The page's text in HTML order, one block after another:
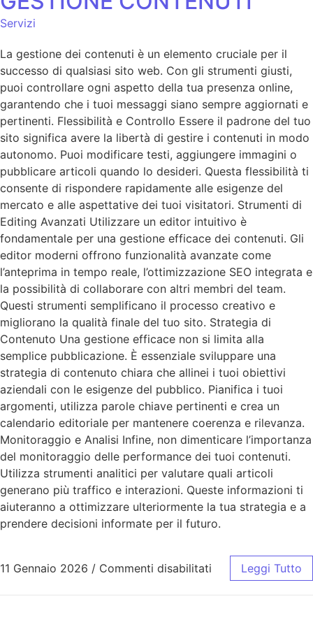
Servizi
La gestione dei contenuti è un elemento cruciale per il
successo di qualsiasi sito web. Con gli strumenti giusti,
puoi controllare ogni aspetto della tua presenza online,
garantendo che i tuoi messaggi siano sempre aggiornati e
pertinenti. Flessibilità e Controllo Essere il padrone del tuo
sito significa avere la libertà di gestire i contenuti in modo
autonomo. Puoi modificare testi, aggiungere immagini o
pubblicare articoli quando lo desideri. Questa flessibilità ti
consente di rispondere rapidamente alle esigenze del
mercato e alle aspettative dei tuoi visitatori. Strumenti di
Editing Avanzati Utilizzare un editor intuitivo è
fondamentale per una gestione efficace dei contenuti. Gli
editor moderni offrono funzionalità avanzate come
l’anteprima in tempo reale, l’ottimizzazione SEO integrata e
la possibilità di collaborare con altri membri del team.
Questi strumenti semplificano il processo creativo e
migliorano la qualità finale del tuo sito. Strategia di
Contenuto Una gestione efficace non si limita alla
semplice pubblicazione. È essenziale sviluppare una
strategia di contenuto chiara che allinei i tuoi obiettivi
aziendali con le esigenze del pubblico. Pianifica i tuoi
argomenti, utilizza parole chiave pertinenti e crea un
calendario editoriale per mantenere coerenza e rilevanza.
Monitoraggio e Analisi Infine, non dimenticare l’importanza
del monitoraggio delle performance dei tuoi contenuti.
Utilizza strumenti analitici per valutare quali articoli
generano più traffico e interazioni. Queste informazioni ti
aiuteranno a ottimizzare ulteriormente la tua strategia e a
prendere decisioni informate per il futuro.
11 Gennaio 2026 / Commenti disabilitati Leggi Tutto